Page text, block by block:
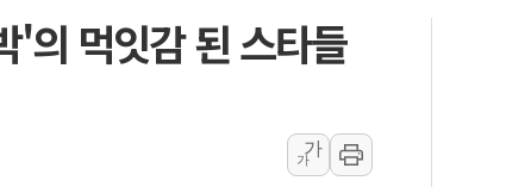
[속보] 민주, 인천 경선 결과 발표...김민석
[속보] 민주, 제주 경선 결과 발표...김민석
美, 이란전 출구전략 만지작…공습 한계·탄약
강릉·동해·삼척 시간당 최대 50㎜ 폭우…강
의 먹잇감 된 스타들
가
가